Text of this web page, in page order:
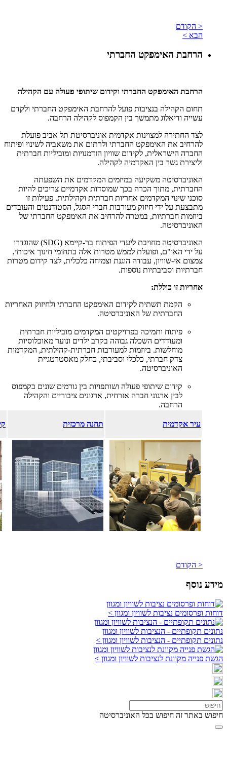
< הקודם
הבא >
הרחבת האימפקט החברתי
הרחבת האימפקט החברתי וקידום שיתופי פעולה עם הקהילה
תחום הקהילה בנציבות פועל להרחבת האימפקט החברתי ולקדם
עשייה ודיאלוג מתמשך בין הקמפוס לקהילה הרחבה.
לצד החתירה למצוינות אקדמית אוניברסיטת תל אביב פועלת
להרחיב את האימפקט החברתי ולרתום את משאביה לשינוי ופיתוח
החברה הישראלית, לקידום שוויון הזדמנויות ומוביליות חברתית
וליצירת גשר בין האקדמיה לקהילה.
האוניברסיטה משקיעה במיזמים המקדמים את השפעתה
החברתית, מתוך הכרה בכך שמוסדות אקדמיים צריכים להיות
סוכני שינוי המקדמים אחריות חברתית וקהילתית. פעילות זו
מתבצעת על ידי חיזוק מעורבות חברי הסגל, הסטודנטים והעובדים
ביוזמות חברתיות, במטרה להרחיב את האימפקט החברתי של
האוניברסיטה.
האוניברסיטה מחויבת ליעדי הפיתוח בר-קיימא (SDG) שהוגדרו
על ידי האו"ם, ופועלת לממש מטרות אלה בתחומי חינוך איכותי,
צמצום אי-שוויון, עבודה הוגנת וצמיחה כלכלית, לצד קידום מטרות
חברתיות וסביבתיות נוספות.
אחריות זו כוללת:
הקמת תשתית לקידום האימפקט החברתי ולחיזוק האחריות
החברתית של האוניברסיטה.
פיתוח ותמיכה בפרויקטים המקדמים מוביליות חברתית
ומעודדים השכלה גבוהה בקרב ילדים ונוער מאוכלוסיות
מוחלשות. ביוזמות למעורבות חברתית-קהילתית, המקדמות
צדק חברתי, כלכלי וסביבתי, כחלק מאסטרטגיית
האוניברסיטה.
קידום שיתופי פעולה ושותפויות בין גורמים שונים בקמפוס
לבין ארגוני חברה אזרחית, ארגונים ציבוריים והקהילה
הרחבה.
עיר אקדמית תחנה מרכזית
< הקודם
מידע נוסף
דוחות ופרסומים נציבות לשוויון ומגוון >
נתונים תקופתיים - הנציבות לשוויון ומגוון
נתונים תקופתיים - הנציבות לשוויון ומגוון >
הגשת פנייה מקוונת לנציבות לשוויון ומגוון >
חיפוש באתר זה חיפוש בכל האוניברסיטה